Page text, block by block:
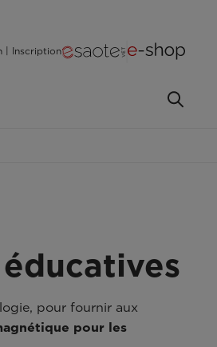
| Inscription
pour fournir aux
pour les